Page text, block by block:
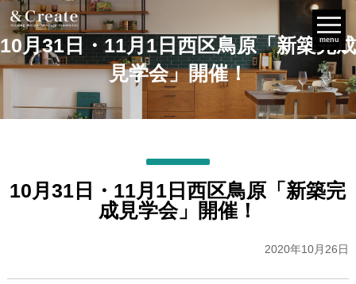
menu
10月31日・11月1日西区鳥原「新築完成
見学会」開催！
10月31日・11月1日西区鳥原「新築完
成見学会」開催！
2020年10月26日